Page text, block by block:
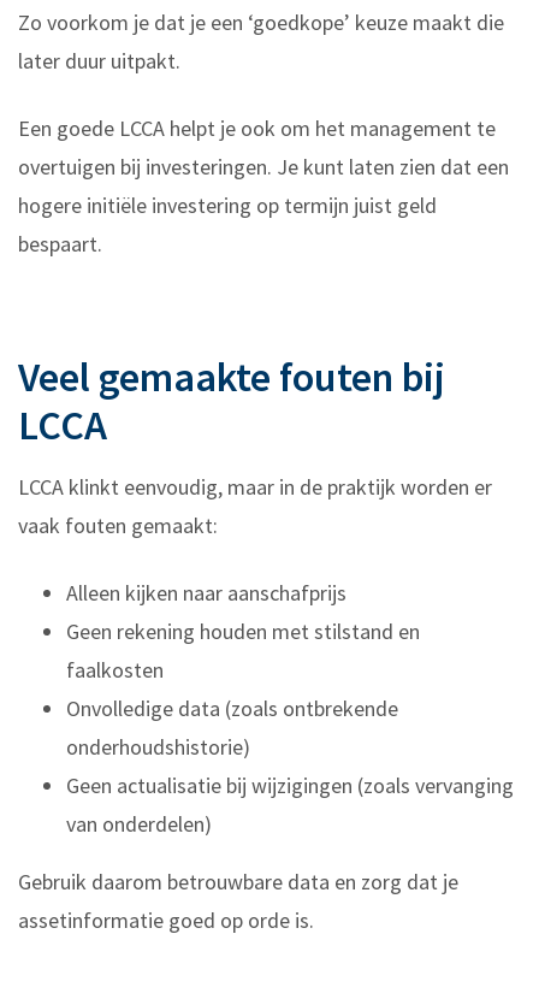
Zo voorkom je dat je een ‘goedkope’ keuze maakt die
later duur uitpakt.
Een goede LCCA helpt je ook om het management te
overtuigen bij investeringen. Je kunt laten zien dat een
hogere initiële investering op termijn juist geld
bespaart.
Veel gemaakte fouten bij
LCCA
LCCA klinkt eenvoudig, maar in de praktijk worden er
vaak fouten gemaakt:
Alleen kijken naar aanschafprijs
Geen rekening houden met stilstand en
faalkosten
Onvolledige data (zoals ontbrekende
onderhoudshistorie)
Geen actualisatie bij wijzigingen (zoals vervanging
van onderdelen)
Gebruik daarom betrouwbare data en zorg dat je
assetinformatie goed op orde is.